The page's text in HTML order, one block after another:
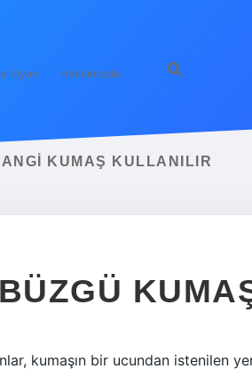
Uyarı Hakkımızda
KUMAŞ KULLANILIR
kumaşın bir ucundan istenilen